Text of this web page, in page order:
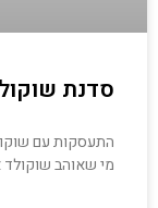
סדנת
התעסקות עם
מי שאוהב